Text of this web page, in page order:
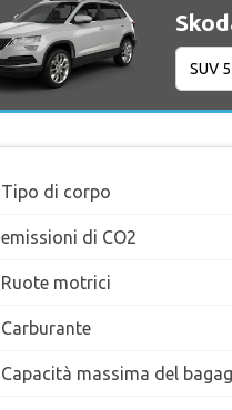
Tipo di corpo
emissioni di CO2
Ruote motrici
Carburante
Capacità massima del